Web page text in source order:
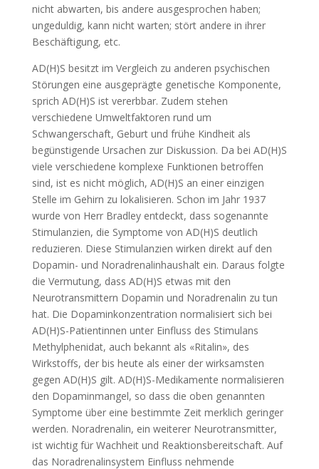
nicht abwarten, bis andere ausgesprochen haben;
ungeduldig, kann nicht warten; stört andere in ihrer
Beschäftigung, etc.
AD(H)S besitzt im Vergleich zu anderen psychischen
Störungen eine ausgeprägte genetische Komponente,
sprich AD(H)S ist vererbbar. Zudem stehen
verschiedene Umweltfaktoren rund um
Schwangerschaft, Geburt und frühe Kindheit als
begünstigende Ursachen zur Diskussion. Da bei AD(H)S
viele verschiedene komplexe Funktionen betroffen
sind, ist es nicht möglich, AD(H)S an einer einzigen
Stelle im Gehirn zu lokalisieren. Schon im Jahr 1937
wurde von Herr Bradley entdeckt, dass sogenannte
Stimulanzien, die Symptome von AD(H)S deutlich
reduzieren. Diese Stimulanzien wirken direkt auf den
Dopamin- und Noradrenalinhaushalt ein. Daraus folgte
die Vermutung, dass AD(H)S etwas mit den
Neurotransmittern Dopamin und Noradrenalin zu tun
hat. Die Dopaminkonzentration normalisiert sich bei
AD(H)S-Patientinnen unter Einfluss des Stimulans
Methylphenidat, auch bekannt als «Ritalin», des
Wirkstoffs, der bis heute als einer der wirksamsten
gegen AD(H)S gilt. AD(H)S-Medikamente normalisieren
den Dopaminmangel, so dass die oben genannten
Symptome über eine bestimmte Zeit merklich geringer
werden. Noradrenalin, ein weiterer Neurotransmitter,
ist wichtig für Wachheit und Reaktionsbereitschaft. Auf
das Noradrenalinsystem Einfluss nehmende